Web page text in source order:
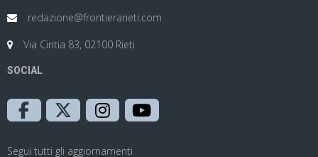
redazione@frontierarieti.com
Via Cintia 83, 02100 Rieti
SOCIAL
Segui tutti gli aggiornamenti